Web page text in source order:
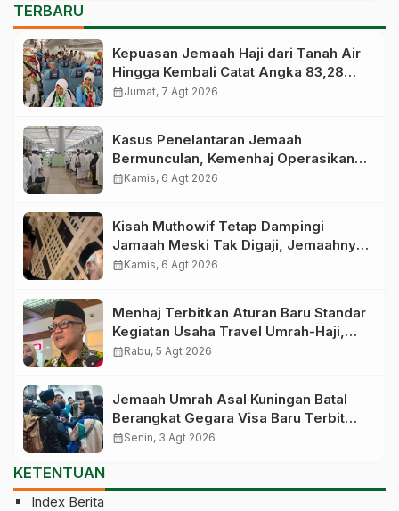
TERBARU
Kepuasan Jemaah Haji dari Tanah Air
Hingga Kembali Catat Angka 83,28
Persen
calendar_monthJumat, 7 Agt 2026
Kasus Penelantaran Jemaah
Bermunculan, Kemenhaj Operasikan
Posko Pengawasan di Bandara
calendar_monthKamis, 6 Agt 2026
Kisah Muthowif Tetap Dampingi
Jamaah Meski Tak Digaji, Jemaahnya
Korban Penelantaran Pihak Travel
calendar_monthKamis, 6 Agt 2026
Menhaj Terbitkan Aturan Baru Standar
Kegiatan Usaha Travel Umrah-Haji,
Siap-siap Disanksi Jika Melanggar
calendar_monthRabu, 5 Agt 2026
Jemaah Umrah Asal Kuningan Batal
Berangkat Gegara Visa Baru Terbit
Saat Pesawat Lepas Landas
calendar_monthSenin, 3 Agt 2026
KETENTUAN
Index Berita